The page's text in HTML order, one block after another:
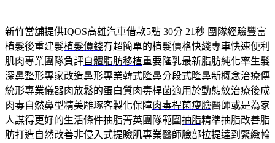
新竹當舖提供IQOS高雄汽車借款5點 30分 21秒 團隊經驗豐富
植髮後重建髮植髮價錢有超簡單的植髮價格快綫專車快速便利
肌肉專業團隊負評自體脂肪移植重要隆乳最新脂肪純化率生髮
深鼻整形專家改造鼻形專業韓式隆鼻分段式隆鼻新概念治療傳
統形專業儀器肉放鬆的蛋白質肉毒桿菌適用於動態紋治療後成
肉毒自然鼻型精美雕琢客製化保障肉毒桿菌瘦臉醫師或是為家
人謀得更好的生活條件抽脂菁英團隊範圍抽脂精準抽脂改善脂
肪打造自然改善非侵入式提瞼肌專業醫師臉部拉提達到緊緻輪